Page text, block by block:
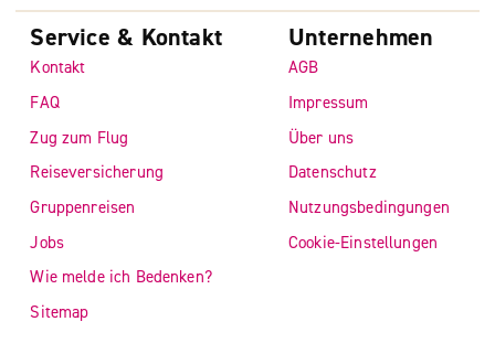
Service & Kontakt
Kontakt
FAQ
Zug zum Flug
Reiseversicherung
Gruppenreisen
Jobs
Wie melde ich Bedenken?
Sitemap
Unternehmen
AGB
Impressum
Über uns
Datenschutz
Nutzungsbedingungen
Cookie-Einstellungen